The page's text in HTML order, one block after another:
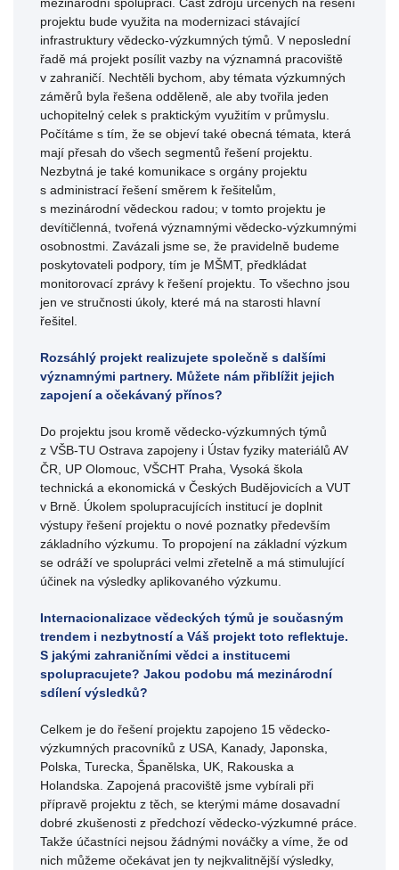
projektu bude využita na modernizaci stávající
infrastruktury vědecko-výzkumných týmů. V neposlední
řadě má projekt posílit vazby na významná pracoviště
v zahraničí. Nechtěli bychom, aby témata výzkumných
záměrů byla řešena odděleně, ale aby tvořila jeden
uchopitelný celek s praktickým využitím v průmyslu.
Počítáme s tím, že se objeví také obecná témata, která
mají přesah do všech segmentů řešení projektu.
Nezbytná je také komunikace s orgány projektu
s administrací řešení směrem k řešitelům,
s mezinárodní vědeckou radou; v tomto projektu je
devítičlenná, tvořená významnými vědecko-výzkumnými
osobnostmi. Zavázali jsme se, že pravidelně budeme
poskytovateli podpory, tím je MŠMT, předkládat
monitorovací zprávy k řešení projektu. To všechno jsou
jen ve stručnosti úkoly, které má na starosti hlavní
řešitel.
Rozsáhlý projekt realizujete společně s dalšími
významnými partnery. Můžete nám přiblížit jejich
zapojení a očekávaný přínos?
Do projektu jsou kromě vědecko-výzkumných týmů
z VŠB-TU Ostrava zapojeny i Ústav fyziky materiálů AV
ČR, UP Olomouc, VŠCHT Praha, Vysoká škola
technická a ekonomická v Českých Budějovicích a VUT
v Brně. Úkolem spolupracujících institucí je doplnit
výstupy řešení projektu o nové poznatky především
základního výzkumu. To propojení na základní výzkum
se odráží ve spolupráci velmi zřetelně a má stimulující
účinek na výsledky aplikovaného výzkumu.
Internacionalizace vědeckých týmů je současným
trendem i nezbytností a Váš projekt toto reflektuje.
S jakými zahraničními vědci a institucemi
spolupracujete? Jakou podobu má mezinárodní
sdílení výsledků?
Celkem je do řešení projektu zapojeno 15 vědecko-
výzkumných pracovníků z USA, Kanady, Japonska,
Polska, Turecka, Španělska, UK, Rakouska a
Holandska. Zapojená pracoviště jsme vybírali při
přípravě projektu z těch, se kterými máme dosavadní
dobré zkušenosti z předchozí vědecko-výzkumné práce.
Takže účastníci nejsou žádnými nováčky a víme, že od
nich můžeme očekávat jen ty nejkvalitnější výsledky,